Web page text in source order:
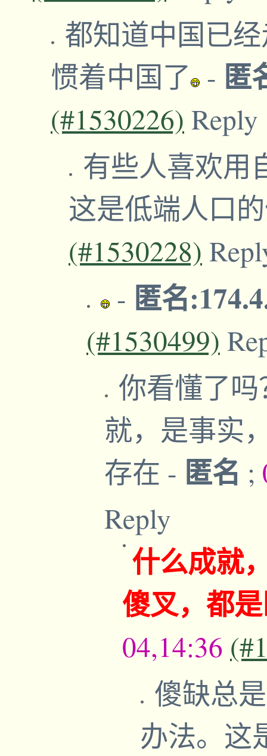
都知道中国已
惯着中国了 - 匿
(#1530226) Reply
有些人喜欢用
这是低端人口
(#1530228)
- 匿名
(#1530499)
你看懂了
就，是事实
存在 - 匿名 ;
Reply
什么成就
傻叉，都
04,14:36
傻缺总
办法。这